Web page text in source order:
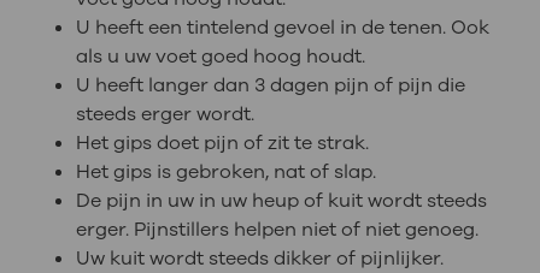
U heeft een tintelend gevoel in de tenen. Ook
als u uw voet goed hoog houdt.
U heeft langer dan 3 dagen pijn of pijn die
steeds erger wordt.
Het gips doet pijn of zit te strak.
Het gips is gebroken, nat of slap.
De pijn in uw in uw heup of kuit wordt steeds
erger. Pijnstillers helpen niet of niet genoeg.
Uw kuit wordt steeds dikker of pijnlijker.